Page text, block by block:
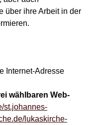
über ihre Arbeit in der
Internet-Adresse
wählbaren Web-
st.johannes-
lukaskirche-